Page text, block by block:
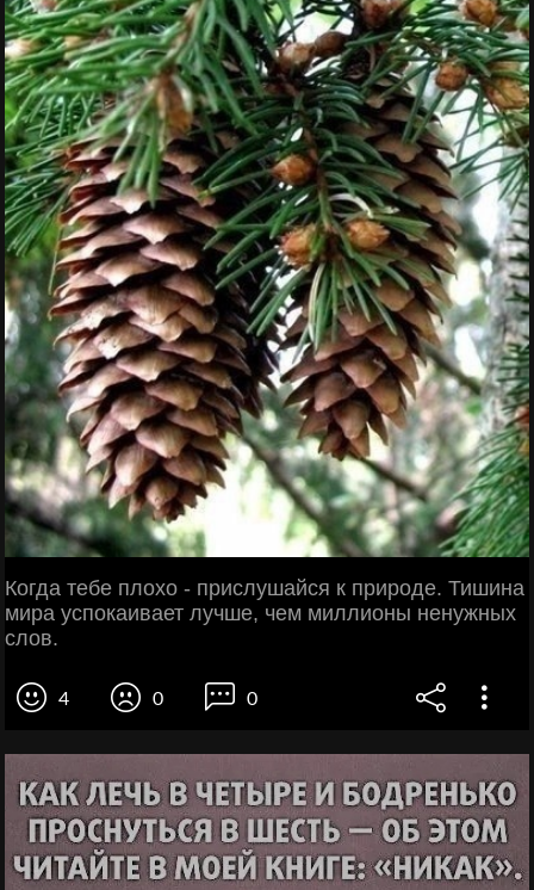
Когда тебе плохо - прислушайся к природе. Тишина
мира успокаивает лучше, чем миллионы ненужных
слов.
4 0 0